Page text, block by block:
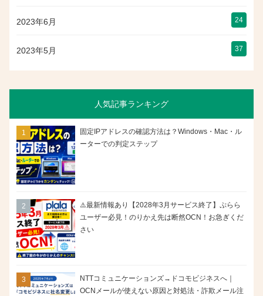
2023年6月 24
2023年5月 37
人気記事ランキング
固定IPアドレスの確認方法は？Windows・Mac・ル
ーターでの判定ステップ
⚠️最新情報あり【2028年3月サービス終了】ぷらら
ユーザー必見！のりかえ先は断然OCN！お急ぎくだ
さい
NTTコミュニケーションズ→ドコモビジネスへ｜
OCNメールが使えない原因と対処法・詐欺メール注